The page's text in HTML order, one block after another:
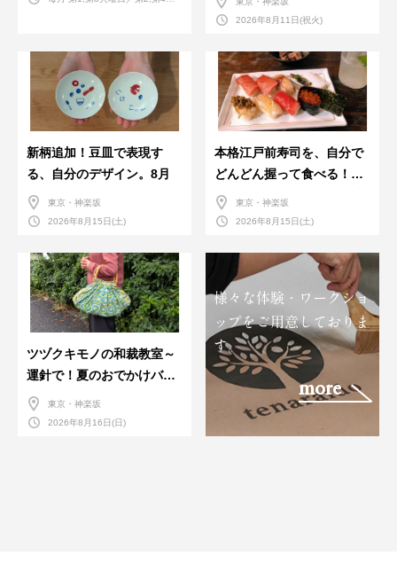
2026年8月11日(祝火)
新柄追加！豆皿で表現す
る、自分のデザイン。8月
東京・神楽坂
2026年8月15日(土)
本格江戸前寿司を、自分で
どんどん握って食べる！職
人さんに教わる＜握りの練
習会＞８月
東京・神楽坂
2026年8月15日(土)
ツヅクキモノの和裁教室～
運針で！夏のおでかけバン
ダナバッグづくり～
東京・神楽坂
2026年8月16日(日)
様々な体験・ワークショ
ップをご用意しておりま
す。
more